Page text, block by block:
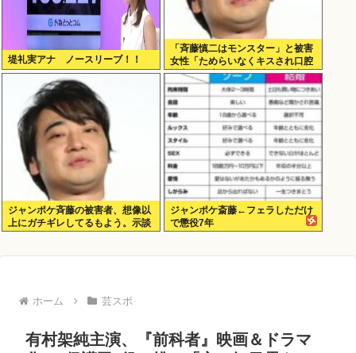
堤礼実アナ ノースリーブ！！
「斉藤慎二はモンスター」と被害
女性「ためらいなくキスされ口腔
性交…」涙ながらに訴えた被害後
の”深刻なPTSD”
ジャンポケ斉藤の被害者、想像以
上にガチギレしてるもよう。示談
ジャンポケ斎藤←フェラしただけ
で懲役7年
ホーム 芸スポ
有村架純主演、『前科者』映画＆ドラマ